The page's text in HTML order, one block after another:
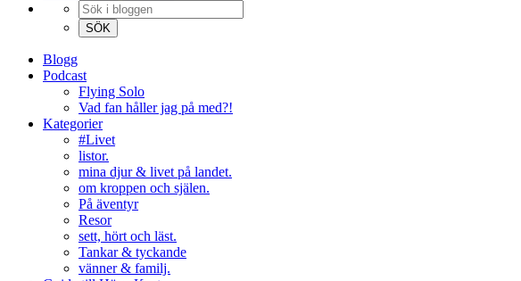
Blogg
Podcast
Flying Solo
Vad fan håller jag på med?!
Kategorier
#Livet
listor.
mina djur & livet på landet.
om kroppen och själen.
På äventyr
Resor
sett, hört och läst.
Tankar & tyckande
vänner & familj.